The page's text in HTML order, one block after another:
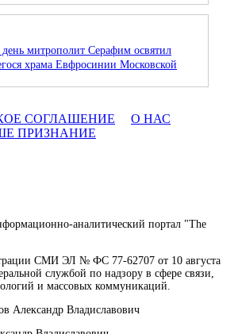
митрополит Серафим освятил
храма Евфросинии Московской
СОГЛАШЕНИЕ
О НАС
ПРИЗНАНИЕ
аналитический портал "The
СМИ ЭЛ № ФС 77-62707 от 10 августа
службой по надзору в сфере связи,
и массовых коммуникаций.
Александр Владиславович